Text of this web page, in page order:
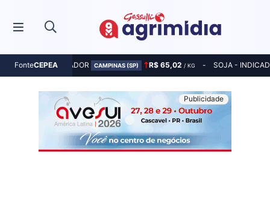
FonteCEPEA
MILHO - INDICADOR CAMPINAS (SP) R$ 65,02 / KG SOJA -